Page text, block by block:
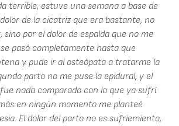
terrible, estuve una semana a base de
de la cicatriz que era bastante, no
sino por el dolor de espalda que no me
pasó completamente hasta que
y pude ir al osteópata a tratarme la
parto no me puse la epidural, y el
nada comparado con lo que ya sufrí
en ningún momento me planteé
El dolor del parto no es sufriemiento,